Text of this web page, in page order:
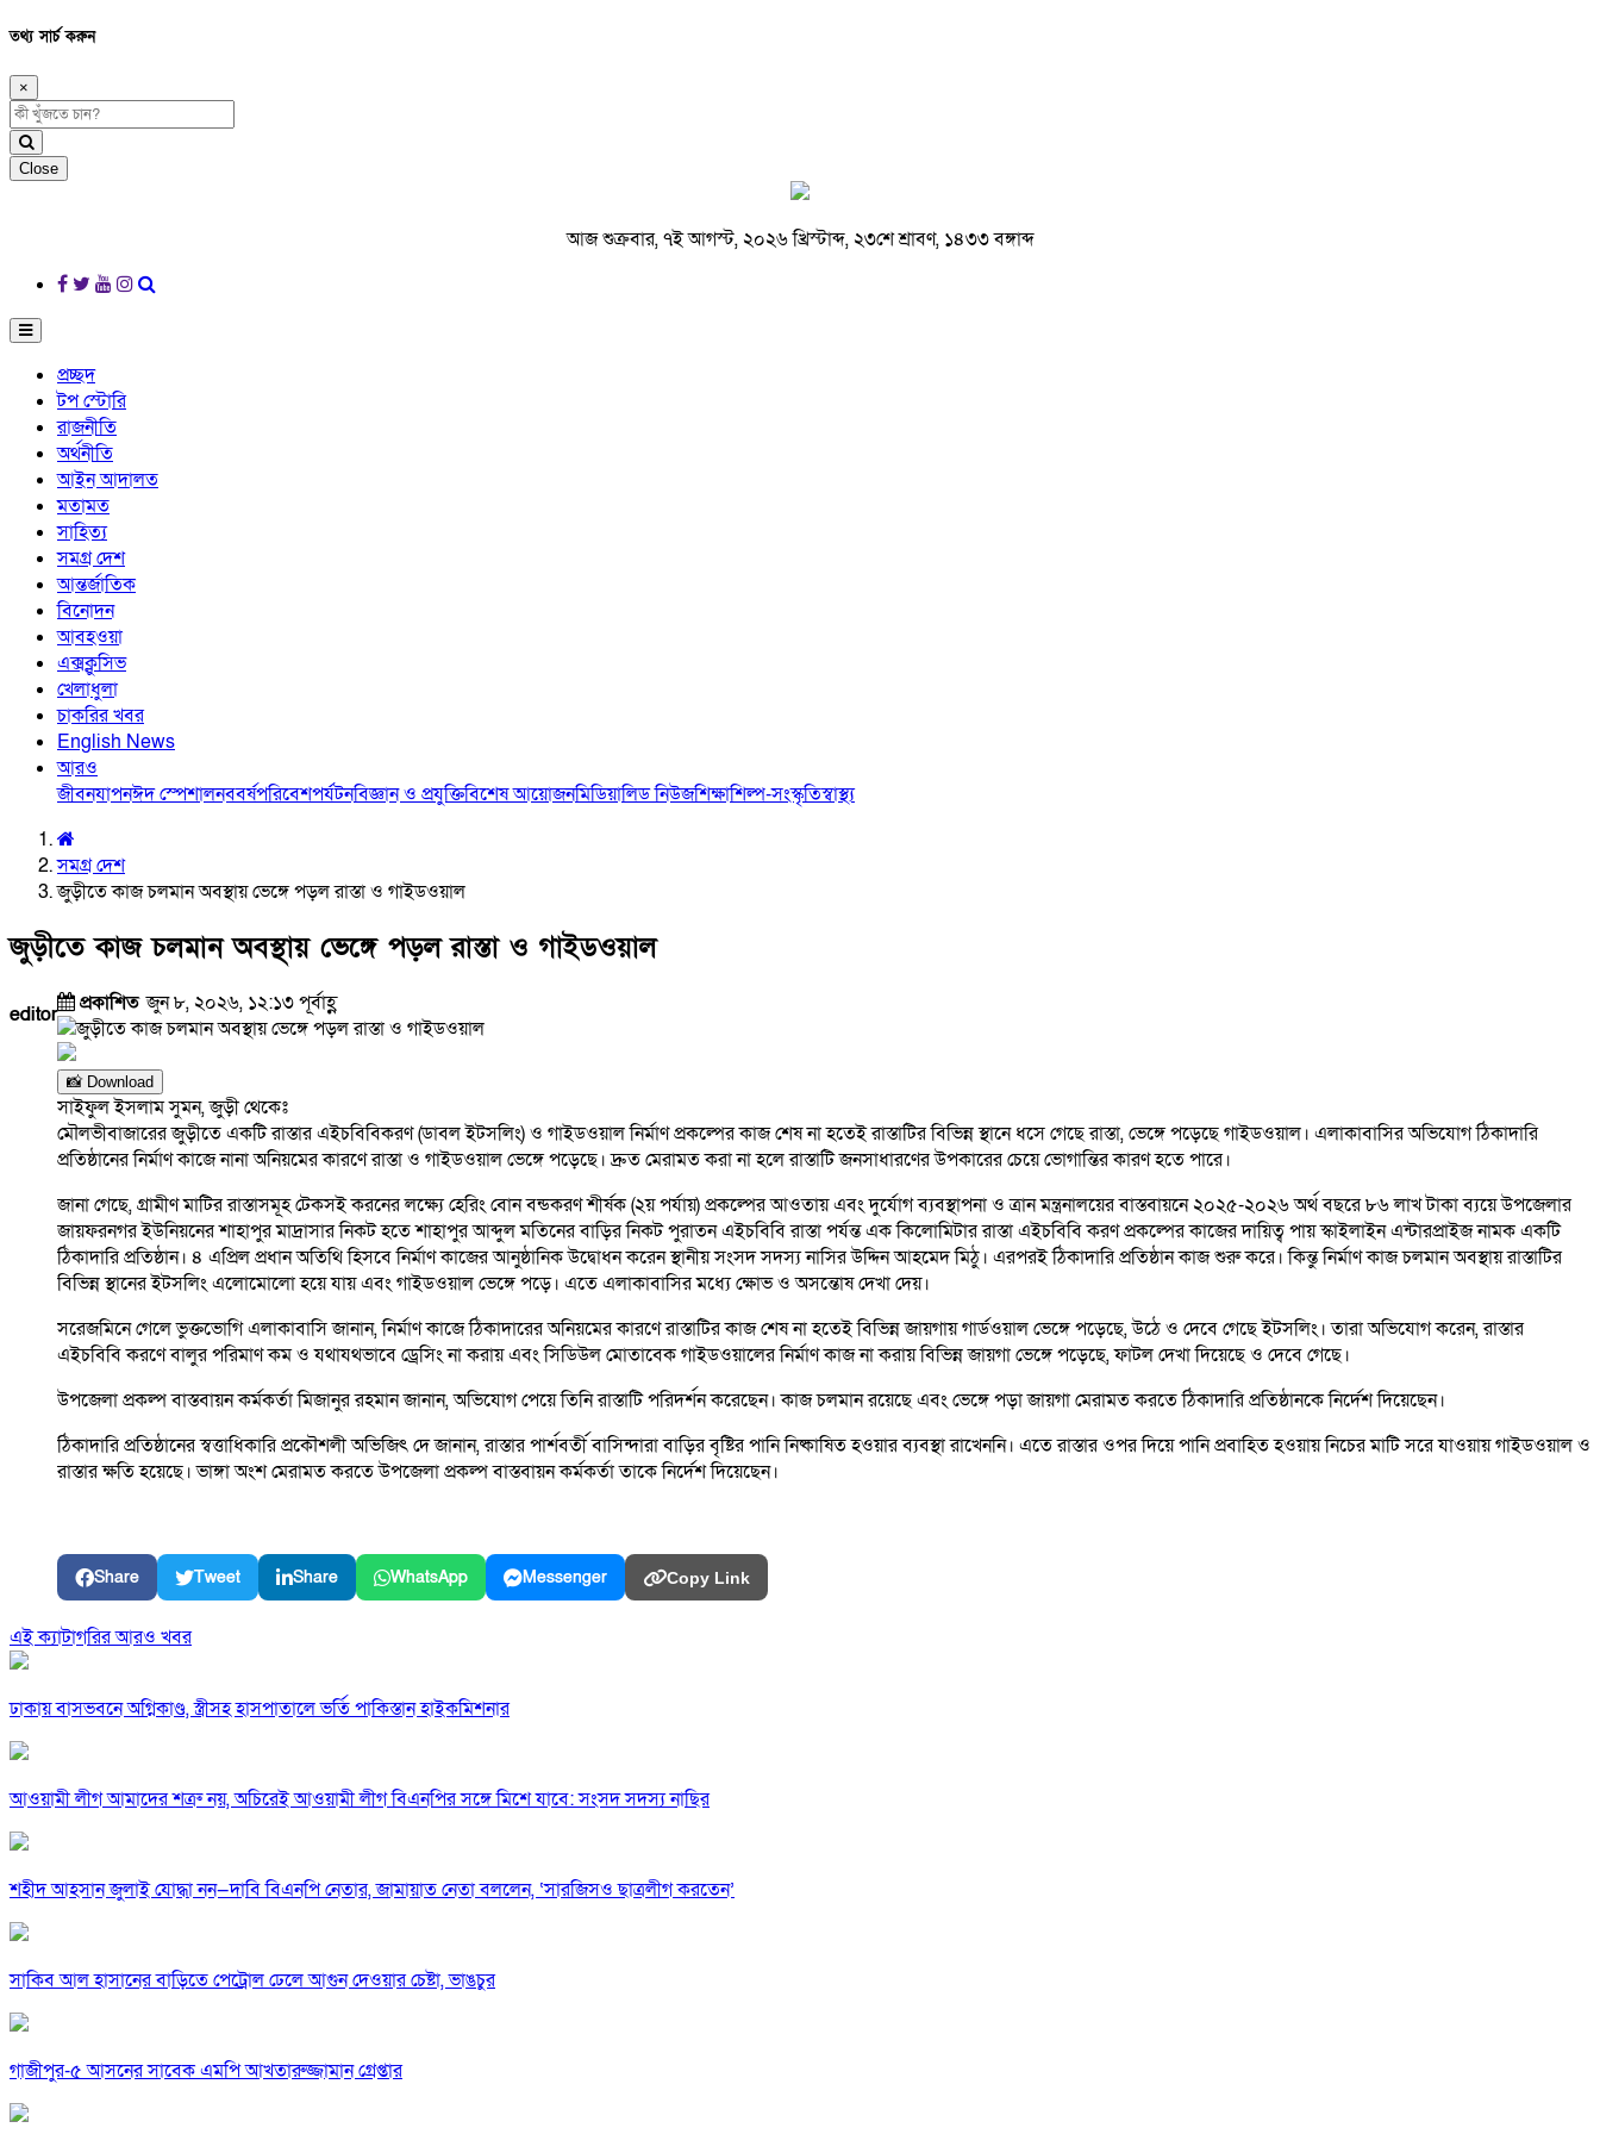
তথ্য সার্চ করুন
×
Close
আজ শুক্রবার, ৭ই আগস্ট, ২০২৬ খ্রিস্টাব্দ, ২৩শে শ্রাবণ, ১৪৩৩ বঙ্গাব্দ
প্রচ্ছদ
টপ স্টোরি
রাজনীতি
অর্থনীতি
আইন আদালত
মতামত
সাহিত্য
সমগ্র দেশ
আন্তর্জাতিক
বিনোদন
আবহওয়া
এক্সক্লুসিভ
খেলাধুলা
চাকরির খবর
English News
আরও
জীবনযাপনঈদ স্পেশালনববর্ষপরিবেশপর্যটনবিজ্ঞান ও প্রযুক্তিবিশেষ আয়োজনমিডিয়ালিড নিউজশিক্ষাশিল্প-সংস্কৃতিস্বাস্থ্য
সমগ্র দেশ
জুড়ীতে কাজ চলমান অবস্থায় ভেঙ্গে পড়ল রাস্তা ও গাইডওয়াল
জুড়ীতে কাজ চলমান অবস্থায় ভেঙ্গে পড়ল রাস্তা ও গাইডওয়াল
editor প্রকাশিতজুন ৮, ২০২৬, ১২:১৩ পূর্বাহ্ণ
📸 Download
সাইফুল ইসলাম সুমন, জুড়ী থেকেঃ
মৌলভীবাজারের জুড়ীতে একটি রাস্তার এইচবিবিকরণ (ডাবল ইটসলিং) ও গাইডওয়াল নির্মাণ প্রকল্পের কাজ শেষ না হতেই রাস্তাটির বিভিন্ন স্থানে ধসে গেছে রাস্তা, ভেঙ্গে পড়েছে গাইডওয়াল। এলাকাবাসির অভিযোগ ঠিকাদারি
প্রতিষ্ঠানের নির্মাণ কাজে নানা অনিয়মের কারণে রাস্তা ও গাইডওয়াল ভেঙ্গে পড়েছে। দ্রুত মেরামত করা না হলে রাস্তাটি জনসাধারণের উপকারের চেয়ে ভোগান্তির কারণ হতে পারে।
জানা গেছে, গ্রামীণ মাটির রাস্তাসমূহ টেকসই করনের লক্ষ্যে হেরিং বোন বন্ডকরণ শীর্ষক (২য় পর্যায়) প্রকল্পের আওতায় এবং দুর্যোগ ব্যবস্থাপনা ও ত্রান মন্ত্রনালয়ের বাস্তবায়নে ২০২৫-২০২৬ অর্থ বছরে ৮৬ লাখ টাকা ব্যয়ে উপজেলার
জায়ফরনগর ইউনিয়নের শাহাপুর মাদ্রাসার নিকট হতে শাহাপুর আব্দুল মতিনের বাড়ির নিকট পুরাতন এইচবিবি রাস্তা পর্যন্ত এক কিলোমিটার রাস্তা এইচবিবি করণ প্রকল্পের কাজের দায়িত্ব পায় স্কাইলাইন এন্টারপ্রাইজ নামক একটি
ঠিকাদারি প্রতিষ্ঠান। ৪ এপ্রিল প্রধান অতিথি হিসবে নির্মাণ কাজের আনুষ্ঠানিক উদ্বোধন করেন স্থানীয় সংসদ সদস্য নাসির উদ্দিন আহমেদ মিঠু। এরপরই ঠিকাদারি প্রতিষ্ঠান কাজ শুরু করে। কিন্তু নির্মাণ কাজ চলমান অবস্থায় রাস্তাটির
বিভিন্ন স্থানের ইটসলিং এলোমোলো হয়ে যায় এবং গাইডওয়াল ভেঙ্গে পড়ে। এতে এলাকাবাসির মধ্যে ক্ষোভ ও অসন্তোষ দেখা দেয়।
সরেজমিনে গেলে ভুক্তভোগি এলাকাবাসি জানান, নির্মাণ কাজে ঠিকাদারের অনিয়মের কারণে রাস্তাটির কাজ শেষ না হতেই বিভিন্ন জায়গায় গার্ডওয়াল ভেঙ্গে পড়েছে, উঠে ও দেবে গেছে ইটসলিং। তারা অভিযোগ করেন, রাস্তার
এইচবিবি করণে বালুর পরিমাণ কম ও যথাযথভাবে ড্রেসিং না করায় এবং সিডিউল মোতাবেক গাইডওয়ালের নির্মাণ কাজ না করায় বিভিন্ন জায়গা ভেঙ্গে পড়েছে, ফাটল দেখা দিয়েছে ও দেবে গেছে।
উপজেলা প্রকল্প বাস্তবায়ন কর্মকর্তা মিজানুর রহমান জানান, অভিযোগ পেয়ে তিনি রাস্তাটি পরিদর্শন করেছেন। কাজ চলমান রয়েছে এবং ভেঙ্গে পড়া জায়গা মেরামত করতে ঠিকাদারি প্রতিষ্ঠানকে নির্দেশ দিয়েছেন।
ঠিকাদারি প্রতিষ্ঠানের স্বত্তাধিকারি প্রকৌশলী অভিজিৎ দে জানান, রাস্তার পার্শবর্তী বাসিন্দারা বাড়ির বৃষ্টির পানি নিষ্কাষিত হওয়ার ব্যবস্থা রাখেননি। এতে রাস্তার ওপর দিয়ে পানি প্রবাহিত হওয়ায় নিচের মাটি সরে যাওয়ায় গাইডওয়াল ও
রাস্তার ক্ষতি হয়েছে। ভাঙ্গা অংশ মেরামত করতে উপজেলা প্রকল্প বাস্তবায়ন কর্মকর্তা তাকে নির্দেশ দিয়েছেন।
Share Tweet Share WhatsApp Messenger Copy Link
এই ক্যাটাগরির আরও খবর
ঢাকায় বাসভবনে অগ্নিকাণ্ড, স্ত্রীসহ হাসপাতালে ভর্তি পাকিস্তান হাইকমিশনার
আওয়ামী লীগ আমাদের শত্রু নয়, অচিরেই আওয়ামী লীগ বিএনপির সঙ্গে মিশে যাবে: সংসদ সদস্য নাছির
শহীদ আহসান জুলাই যোদ্ধা নন—দাবি বিএনপি নেতার, জামায়াত নেতা বললেন, ‘সারজিসও ছাত্রলীগ করতেন’
সাকিব আল হাসানের বাড়িতে পেট্রোল ঢেলে আগুন দেওয়ার চেষ্টা, ভাঙচুর
গাজীপুর-৫ আসনের সাবেক এমপি আখতারুজ্জামান গ্রেপ্তার